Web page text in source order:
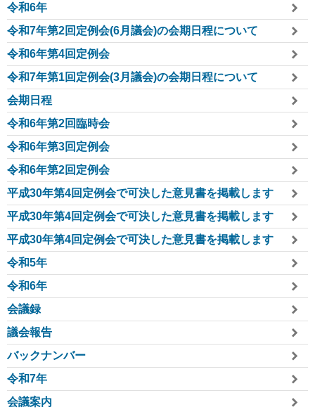
令和6年
令和7年第2回定例会(6月議会)の会期日程について
令和6年第4回定例会
令和7年第1回定例会(3月議会)の会期日程について
会期日程
令和6年第2回臨時会
令和6年第3回定例会
令和6年第2回定例会
平成30年第4回定例会で可決した意見書を掲載します
平成30年第4回定例会で可決した意見書を掲載します
平成30年第4回定例会で可決した意見書を掲載します
令和5年
令和6年
会議録
議会報告
バックナンバー
令和7年
会議案内